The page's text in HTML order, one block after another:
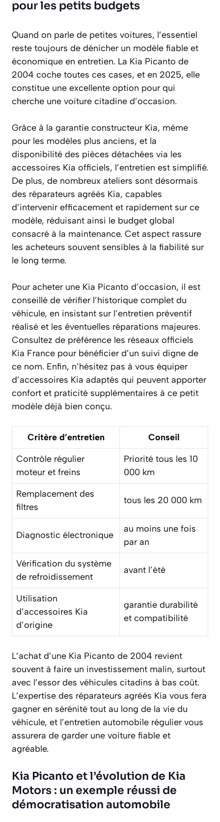
pour les petits budgets
Quand on parle de petites voitures, l’essentiel
reste toujours de dénicher un modèle fiable et
économique en entretien. La Kia Picanto de
2004 coche toutes ces cases, et en 2025, elle
constitue une excellente option pour qui
cherche une voiture citadine d’occasion.
Grâce à la garantie constructeur Kia, même
pour les modèles plus anciens, et la
disponibilité des pièces détachées via les
accessoires Kia officiels, l’entretien est simplifié.
De plus, de nombreux ateliers sont désormais
des réparateurs agréés Kia, capables
d’intervenir efficacement et rapidement sur ce
modèle, réduisant ainsi le budget global
consacré à la maintenance. Cet aspect rassure
les acheteurs souvent sensibles à la fiabilité sur
le long terme.
Pour acheter une Kia Picanto d’occasion, il est
conseillé de vérifier l’historique complet du
véhicule, en insistant sur l’entretien préventif
réalisé et les éventuelles réparations majeures.
Consultez de préférence les réseaux officiels
Kia France pour bénéficier d’un suivi digne de
ce nom. Enfin, n’hésitez pas à vous équiper
d’accessoires Kia adaptés qui peuvent apporter
confort et praticité supplémentaires à ce petit
modèle déjà bien conçu.
Critère d’entretien
Conseil
Contrôle régulier
moteur et freins
Priorité tous les 10
000 km
Remplacement des
filtres
tous les 20 000 km
Diagnostic électronique
au moins une fois
par an
Vérification du système
de refroidissement
avant l’été
Utilisation
d’accessoires Kia
d’origine
garantie durabilité
et compatibilité
L’achat d’une Kia Picanto de 2004 revient
souvent à faire un investissement malin, surtout
avec l’essor des véhicules citadins à bas coût.
L’expertise des réparateurs agréés Kia vous fera
gagner en sérénité tout au long de la vie du
véhicule, et l’entretien automobile régulier vous
assurera de garder une voiture fiable et
agréable.
Kia Picanto et l’évolution de Kia
Motors : un exemple réussi de
démocratisation automobile